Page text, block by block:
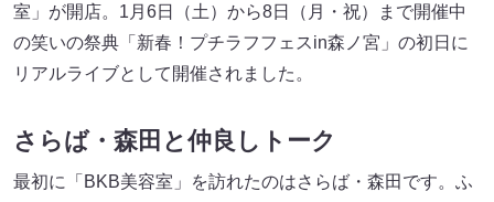
室」が開店。1月6日（土）から8日（月・祝）まで開催中
の笑いの祭典「新春！プチラフフェスin森ノ宮」の初日に
リアルライブとして開催されました。
さらば・森田と仲良しトーク
最初に「BKB美容室」を訪れたのはさらば・森田です。ふ